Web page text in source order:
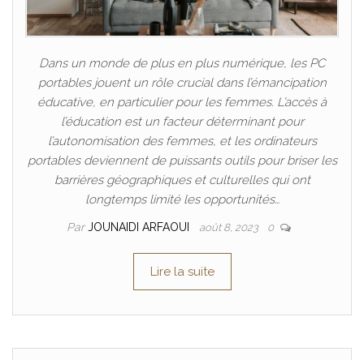
Dans un monde de plus en plus numérique, les PC
portables jouent un rôle crucial dans l’émancipation
éducative, en particulier pour les femmes. L’accès à
l’éducation est un facteur déterminant pour
l’autonomisation des femmes, et les ordinateurs
portables deviennent de puissants outils pour briser les
barrières géographiques et culturelles qui ont
longtemps limité les opportunités…
ParJOUNAIDI ARFAOUI août 8, 2023 0
Lire la suite